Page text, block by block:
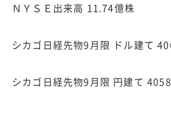
ＮＹＳＥ出来高 11.74億株
シカゴ日経先物9月限 ドル建て
シカゴ日経先物9月限 円建て